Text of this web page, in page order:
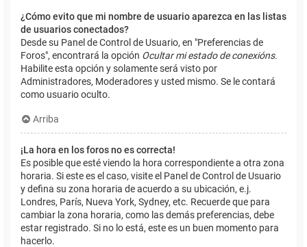
¿Cómo evito que mi nombre de usuario aparezca en las listas
de usuarios conectados?
Desde su Panel de Control de Usuario, en "Preferencias de
Foros", encontrará la opción Ocultar mi estado de conexións.
Habilite esta opción y solamente será visto por
Administradores, Moderadores y usted mismo. Se le contará
como usuario oculto.
Arriba
¡La hora en los foros no es correcta!
Es posible que esté viendo la hora correspondiente a otra zona
horaria. Si este es el caso, visite el Panel de Control de Usuario
y defina su zona horaria de acuerdo a su ubicación, e.j.
Londres, París, Nueva York, Sydney, etc. Recuerde que para
cambiar la zona horaria, como las demás preferencias, debe
estar registrado. Si no lo está, este es un buen momento para
hacerlo.